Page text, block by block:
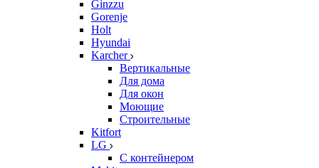
Ginzzu
Gorenje
Holt
Hyundai
Karcher
Вертикальные
Для дома
Для окон
Моющие
Строительные
Kitfort
LG
С контейнером